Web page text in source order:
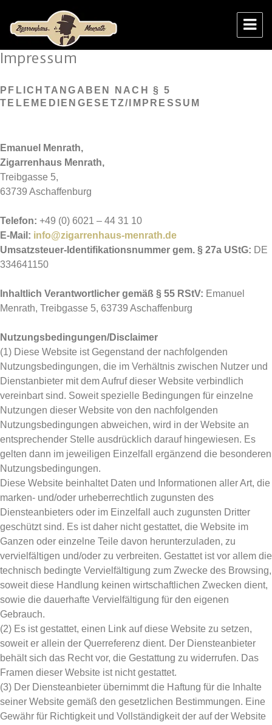
Zigarrenhaus Menrath
Impressum
PFLICHTANGABEN NACH § 5
TELEMEDIENGESETZ/IMPRESSUM
Emanuel Menrath,
Zigarrenhaus Menrath,
Treibgasse 5,
63739 Aschaffenburg
Telefon: +49 (0) 6021 – 44 31 10
E-Mail: info@zigarrenhaus-menrath.de
Umsatzsteuer-Identifikationsnummer gem. § 27a UStG: DE
334641150
Inhaltlich Verantwortlicher gemäß § 55 RStV: Emanuel
Menrath, Treibgasse 5, 63739 Aschaffenburg
Nutzungsbedingungen/Disclaimer
(1) Diese Website ist Gegenstand der nachfolgenden
Nutzungsbedingungen, die im Verhältnis zwischen Nutzer und
Dienstanbieter mit dem Aufruf dieser Website verbindlich
vereinbart sind. Soweit spezielle Bedingungen für einzelne
Nutzungen dieser Website von den nachfolgenden
Nutzungsbedingungen abweichen, wird in der Website an
entsprechender Stelle ausdrücklich darauf hingewiesen. Es
gelten dann im jeweiligen Einzelfall ergänzend die besonderen
Nutzungsbedingungen.
Diese Website beinhaltet Daten und Informationen aller Art, die
marken- und/oder urheberrechtlich zugunsten des
Diensteanbieters oder im Einzelfall auch zugunsten Dritter
geschützt sind. Es ist daher nicht gestattet, die Website im
Ganzen oder einzelne Teile davon herunterzuladen, zu
vervielfältigen und/oder zu verbreiten. Gestattet ist vor allem die
technisch bedingte Vervielfältigung zum Zwecke des Browsing,
soweit diese Handlung keinen wirtschaftlichen Zwecken dient,
sowie die dauerhafte Vervielfältigung für den eigenen
Gebrauch.
(2) Es ist gestattet, einen Link auf diese Website zu setzen,
soweit er allein der Querreferenz dient. Der Diensteanbieter
behält sich das Recht vor, die Gestattung zu widerrufen. Das
Framen dieser Website ist nicht gestattet.
(3) Der Diensteanbieter übernimmt die Haftung für die Inhalte
seiner Website gemäß den gesetzlichen Bestimmungen. Eine
Gewähr für Richtigkeit und Vollständigkeit der auf der Website